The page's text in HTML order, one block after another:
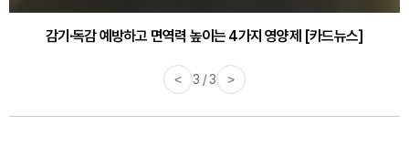
감기·독감 예방하고 면역력 높이는 4가지 영양제 [카드뉴스]
< 3 / 3 >